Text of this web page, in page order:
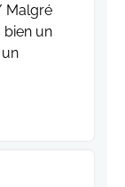
Malgré
un